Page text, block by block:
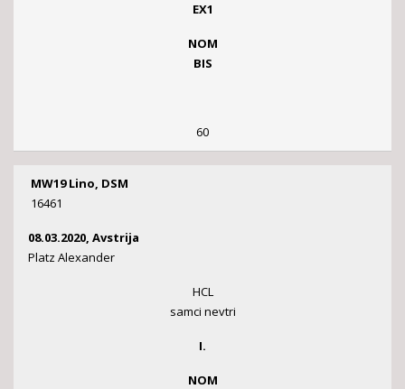
EX1
NOM
BIS
60
MW19 Lino, DSM
16461
08.03.2020, Avstrija
Platz Alexander
HCL
samci nevtri
I.
NOM